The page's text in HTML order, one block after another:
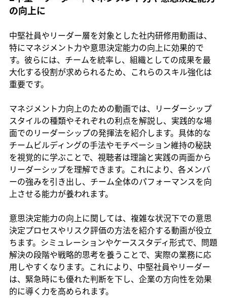
の向上に
中堅社員やリーダー層を対象とした社内研修用動画は、
特にマネジメント力や意思決定能力の向上に効果的で
す。彼らには、チームを統率し、組織としての成果を最
大化する役割が求められるため、これらのスキル強化は
重要です。
マネジメント力向上のための動画では、リーダーシップ
スタイルの種類やそれぞれの利点を解説し、実践的な場
面でのリーダーシップの発揮法を紹介します。具体的な
チームビルディングの手法やモチベーション維持の秘訣
を視覚的に学ぶことで、視聴者は理論と実践の両面から
リーダーシップを理解できます。これにより、各メンバ
ーの強みを引き出し、チーム全体のパフォーマンスを向
上させる能力が養われます。
意思決定能力の向上に関しては、複雑な状況下での意思
決定プロセスやリスク評価の方法を紹介する動画が役立
ちます。シミュレーションやケーススタディ形式で、問題
解決の段階や戦略的思考を養うことで、実際の業務に応
用しやすくなります。これにより、中堅社員やリーダー
は、緊急時にも優れた判断を下し、企業の方向性を効果
的に導く力を高められます。